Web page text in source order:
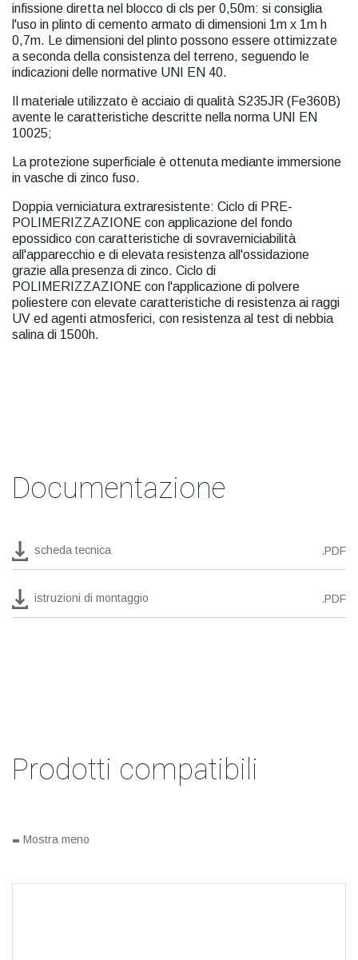
infissione diretta nel blocco di cls per 0,50m: si consiglia
l'uso in plinto di cemento armato di dimensioni 1m x 1m h
0,7m. Le dimensioni del plinto possono essere ottimizzate
a seconda della consistenza del terreno, seguendo le
indicazioni delle normative UNI EN 40.
Il materiale utilizzato è acciaio di qualità S235JR (Fe360B)
avente le caratteristiche descritte nella norma UNI EN
10025;
La protezione superficiale è ottenuta mediante immersione
in vasche di zinco fuso.
Doppia verniciatura extraresistente: Ciclo di PRE-
POLIMERIZZAZIONE con applicazione del fondo
epossidico con caratteristiche di sovraverniciabilità
all'apparecchio e di elevata resistenza all'ossidazione
grazie alla presenza di zinco. Ciclo di
POLIMERIZZAZIONE con l'applicazione di polvere
poliestere con elevate caratteristiche di resistenza ai raggi
UV ed agenti atmosferici, con resistenza al test di nebbia
salina di 1500h.
Documentazione
scheda tecnica .PDF
istruzioni di montaggio .PDF
Prodotti compatibili
- Mostra meno